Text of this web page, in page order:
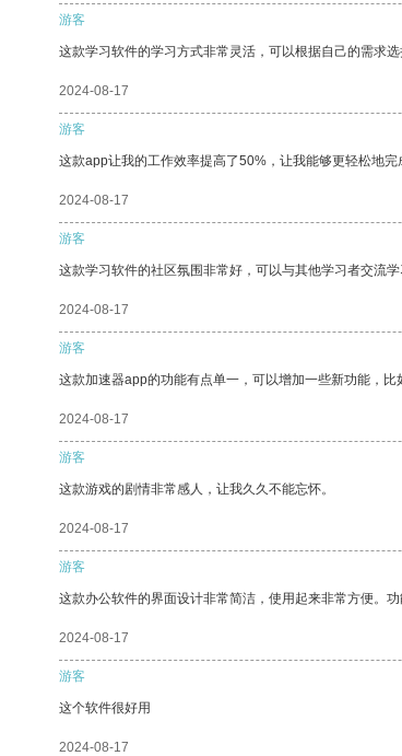
游客
这款学习软件的学习方式非常灵活，可以根据自己的需求
2024-08-17
游客
这款app让我的工作效率提高了50%，让我能够更轻松地
2024-08-17
游客
这款学习软件的社区氛围非常好，可以与其他学习者交流学
2024-08-17
游客
这款加速器app的功能有点单一，可以增加一些新功能，比
2024-08-17
游客
这款游戏的剧情非常感人，让我久久不能忘怀。
2024-08-17
游客
这款办公软件的界面设计非常简洁，使用起来非常方便。功
2024-08-17
游客
这个软件很好用
2024-08-17